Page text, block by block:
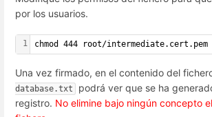
por los usuarios.
1 chmod 444 root/intermediate.cert.pem
Una vez firmado, en el contenido del
database.txt
podrá ver que se ha
registro. No elimine bajo ningún concepto